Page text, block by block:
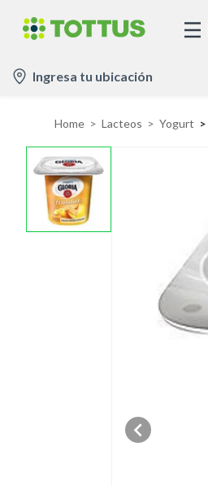
Ingresa tu ubicación
Home Lacteos Yogurt